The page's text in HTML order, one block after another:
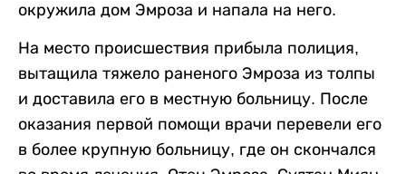
окружила дом Эмроза и напала на него.
На место происшествия прибыла полиция,
вытащила тяжело раненого Эмроза из толпы
и доставила его в местную больницу. После
оказания первой помощи врачи перевели его
в более крупную больницу, где он скончался